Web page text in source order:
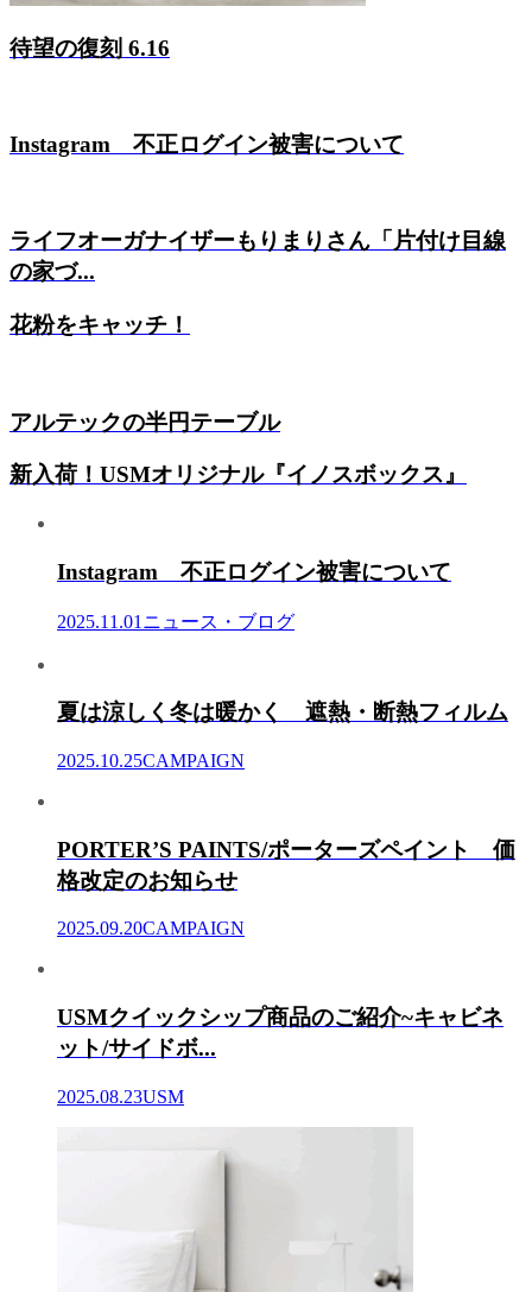
待望の復刻 6.16
Instagram 不正ログイン被害について
ライフオーガナイザーもりまりさん「片付け目線
の家づ...
花粉をキャッチ！
アルテックの半円テーブル
新入荷！USMオリジナル『イノスボックス』
Instagram 不正ログイン被害について
2025.11.01 ニュース・ブログ
夏は涼しく冬は暖かく 遮熱・断熱フィルム
2025.10.25CAMPAIGN
PORTER’S PAINTS/ポーターズペイント 価
格改定のお知らせ
2025.09.20CAMPAIGN
USMクイックシップ商品のご紹介~キャビネ
ット/サイドボ...
2025.08.23USM